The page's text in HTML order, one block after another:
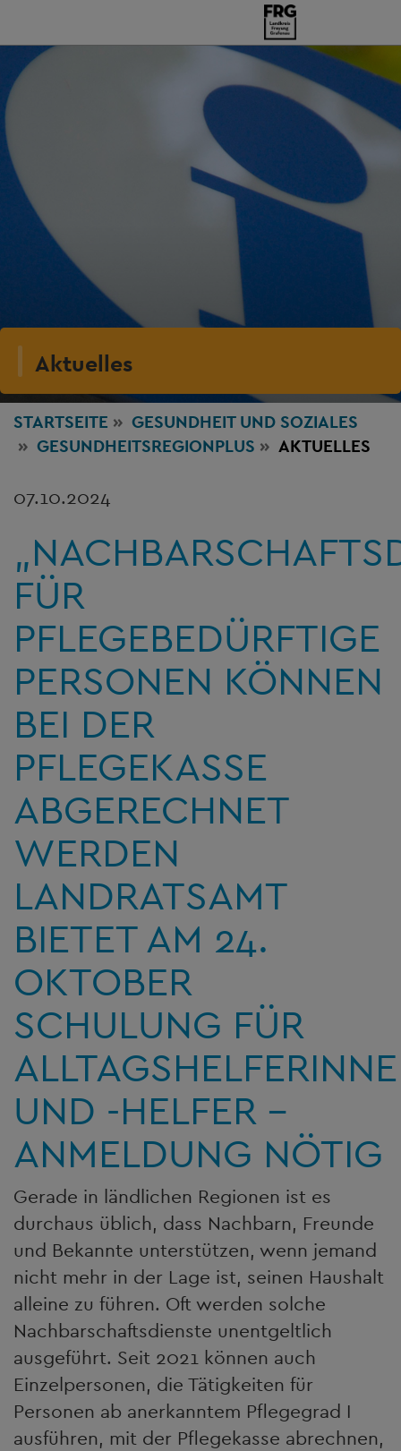
Aktuelles
STARTSEITE GESUNDHEIT UND SOZIALES
GESUNDHEITSREGIONPLUS
AKTUELLES
07.10.2024
FÜR
PFLEGEBEDÜRFTIGE
PERSONEN KÖNNEN
BEI DER
PFLEGEKASSE
ABGERECHNET
WERDEN
LANDRATSAMT
BIETET AM 24.
OKTOBER
SCHULUNG FÜR
UND -HELFER –
ANMELDUNG NÖTIG
Gerade in ländlichen Regionen ist es
durchaus üblich, dass Nachbarn, Freunde
und Bekannte unterstützen, wenn jemand
nicht mehr in der Lage ist, seinen Haushalt
alleine zu führen. Oft werden solche
Nachbarschaftsdienste unentgeltlich
ausgeführt. Seit 2021 können auch
Einzelpersonen, die Tätigkeiten für
Personen ab anerkanntem Pflegegrad I
ausführen, mit der Pflegekasse abrechnen,